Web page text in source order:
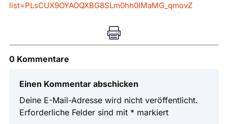
list=PLsCUX9OYAOQXBG8SLm0hh0IMaMG_qmovZ

0 Kommentare
Einen Kommentar abschicken
Deine E-Mail-Adresse wird nicht veröffentlicht.
Erforderliche Felder sind mit * markiert